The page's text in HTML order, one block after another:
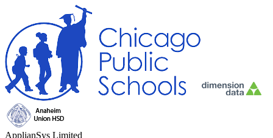
ApplianSys Limited